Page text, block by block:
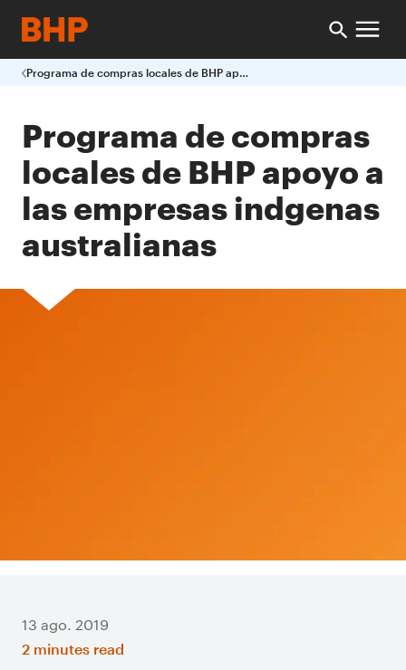
Programa de compras locales de BHP apoyo a las empresas indgenas australianas
Programa de compras
locales de BHP apoyo a
las empresas indgenas
australianas
13 ago. 2019
2 minutes read